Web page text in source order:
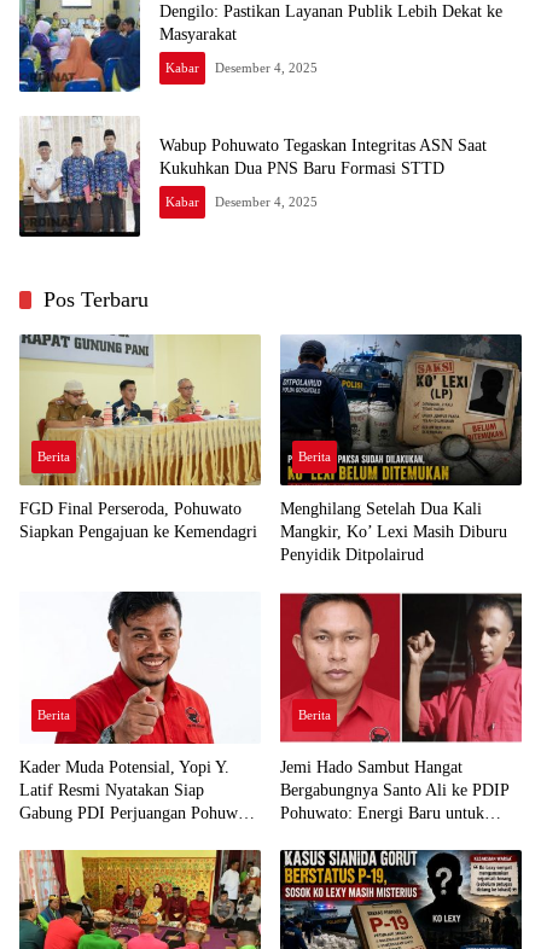
Dengilo: Pastikan Layanan Publik Lebih Dekat ke
Masyarakat
Kabar Desember 4, 2025
Wabup Pohuwato Tegaskan Integritas ASN Saat
Kukuhkan Dua PNS Baru Formasi STTD
Kabar Desember 4, 2025
Pos Terbaru
Berita
FGD Final Perseroda, Pohuwato
Siapkan Pengajuan ke Kemendagri
Berita
Menghilang Setelah Dua Kali
Mangkir, Ko’ Lexi Masih Diburu
Penyidik Ditpolairud
Berita
Kader Muda Potensial, Yopi Y.
Latif Resmi Nyatakan Siap
Gabung PDI Perjuangan Pohuwato
Berita
Jemi Hado Sambut Hangat
Bergabungnya Santo Ali ke PDIP
Pohuwato: Energi Baru untuk